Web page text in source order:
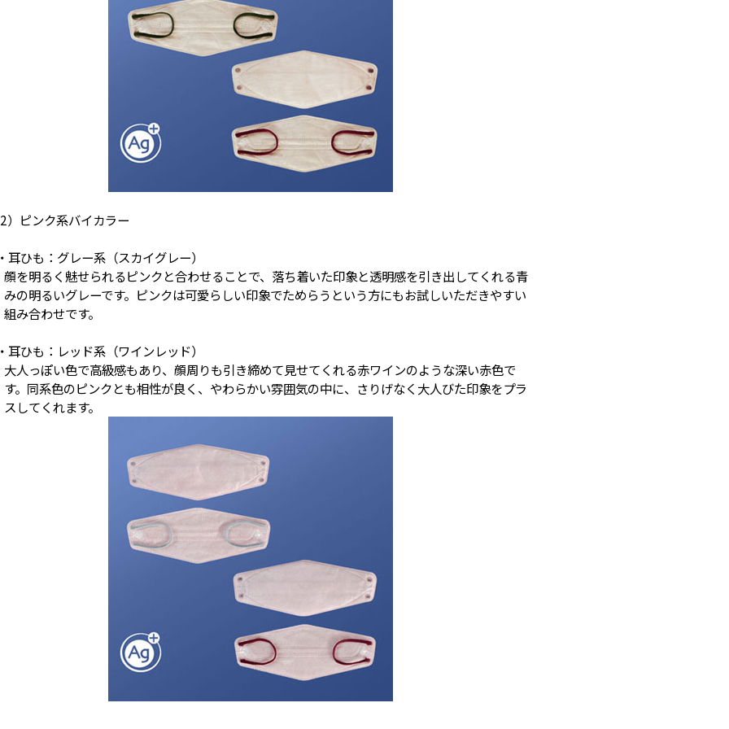
）ピンク系バイカラー
耳ひも：グレー系（スカイグレー）
顔を明るく魅せられるピンクと合わせることで、落ち着いた印象と透明感を引き出してくれる青
みの明るいグレーです。ピンクは可愛らしい印象でためらうという方にもお試しいただきやすい
組み合わせです。
耳ひも：レッド系（ワインレッド）
大人っぽい色で高級感もあり、顔周りも引き締めて見せてくれる赤ワインのような深い赤色で
す。同系色のピンクとも相性が良く、やわらかい雰囲気の中に、さりげなく大人びた印象をプラ
スしてくれます。